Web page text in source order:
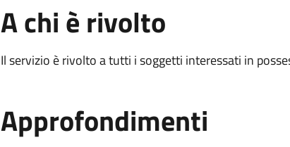
A chi è rivolto
Il servizio è rivolto a tutti i soggetti interessati in
Approfondimenti